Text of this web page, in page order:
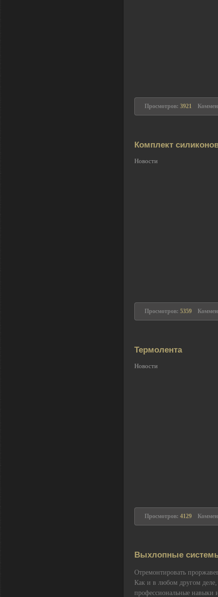
Просмотров: 3921
Комплект
Новости
Просмотров: 5359
Термолента
Новости
Просмотров: 4129
Выхлопные
Отремонтировать
Как и в любом другом деле,
профессиональные навыки